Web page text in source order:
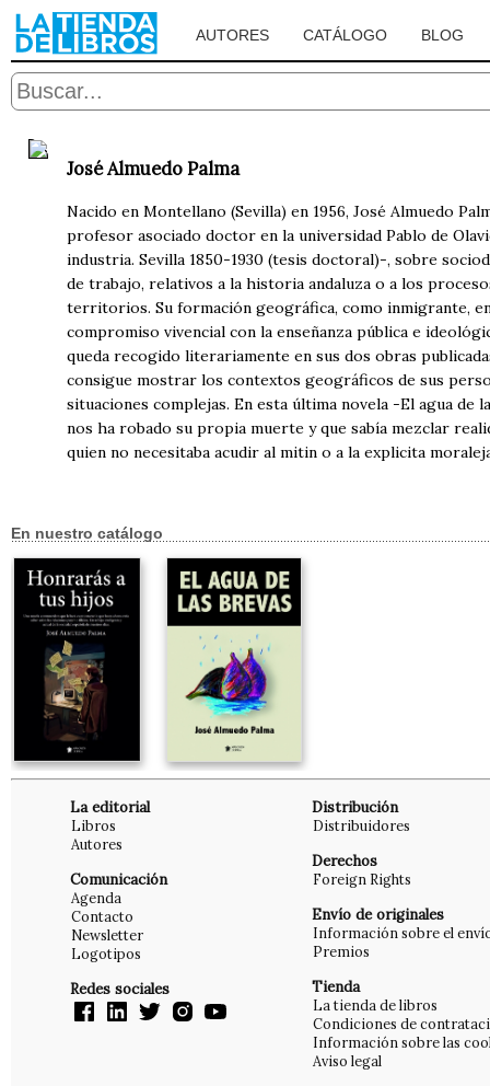
AUTORES CATÁLOGO BLOG
José Almuedo Palma
Nacido en Montellano (Sevilla) en 1956, José Almuedo
profesor asociado doctor en la universidad Pablo de
industria. Sevilla 1850-1930 (tesis doctoral)-, sobre
de trabajo, relativos a la historia andaluza o a los
territorios. Su formación geográfica, como inmigrante,
compromiso vivencial con la enseñanza pública e
queda recogido literariamente en sus dos obras
consigue mostrar los contextos geográficos de sus
situaciones complejas. En esta última novela -El agua
nos ha robado su propia muerte y que sabía mezclar
quien no necesitaba acudir al mitin o a la explicita
En nuestro catálogo
La editorial
Libros
Autores
Comunicación
Agenda
Contacto
Newsletter
Logotipos
Redes sociales
Distribución
Distribuidores
Derechos
Foreign Rights
Envío de originales
Información sobre el
Premios
Tienda
La tienda de libros
Condiciones de
Información sobre las
Aviso legal